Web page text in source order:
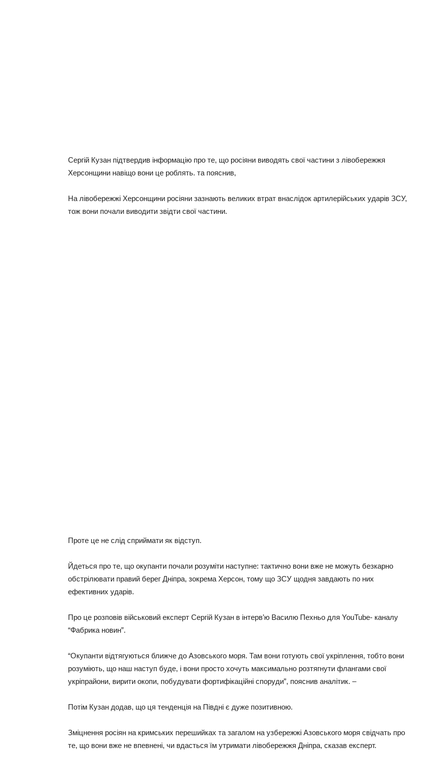
Сергій Кузан підтвердив інформацію про те, що росіяни виводять свої частини з лівобережжя
Херсонщини навіщо вони це роблять. та пояснив,
На лівобережжі Херсонщини росіяни зазнають великих втрат внаслідок артилерійських ударів ЗСУ,
тож вони почали виводити звідти свої частини.
Проте це не слід сприймати як відступ.
Йдеться про те, що окупанти почали розуміти наступне: тактично вони вже не можуть безкарно
обстрілювати правий берег Дніпра, зокрема Херсон, тому що ЗСУ щодня завдають по них
ефективних ударів.
Про це розповів військовий експерт Сергій Кузан в інтерв’ю Василю Пехньо для YouTube- каналу
“Фабрика новин”.
“Окупанти відтягуються ближче до Азовського моря. Там вони готують свої укріплення, тобто вони
розуміють, що наш наступ буде, і вони просто хочуть максимально розтягнути флангами свої
укріпрайони, вирити окопи, побудувати фортифікаційні споруди”, пояснив аналітик. –
Потім Кузан додав, що ця тенденція на Півдні є дуже позитивною.
Зміцнення росіян на кримських перешийках та загалом на узбережжі Азовського моря свідчать про
те, що вони вже не впевнені, чи вдасться їм утримати лівобережжя Дніпра, сказав експерт.